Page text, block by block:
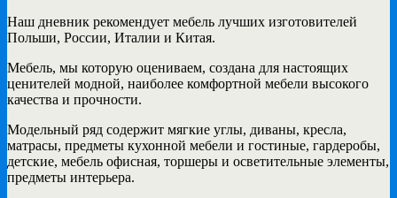
Наш дневник рекомендует мебель лучших изготовителей
Польши, России, Италии и Китая.
Мебель, мы которую оцениваем, создана для настоящих
ценителей модной, наиболее комфортной мебели высокого
качества и прочности.
Модельный ряд содержит мягкие углы, диваны, кресла,
матрасы, предметы кухонной мебели и гостиные, гардеробы,
детские, мебель офисная, торшеры и осветительные элементы,
предметы интерьера.